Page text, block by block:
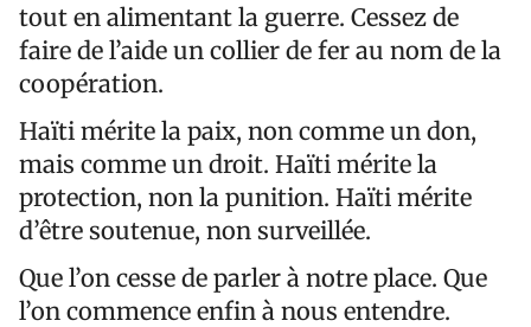
tout en alimentant la guerre. Cessez de
faire de l’aide un collier de fer au nom de la
coopération.
Haïti mérite la paix, non comme un don,
mais comme un droit. Haïti mérite la
protection, non la punition. Haïti mérite
d’être soutenue, non surveillée.
Que l’on cesse de parler à notre place. Que
l’on commence enfin à nous entendre.